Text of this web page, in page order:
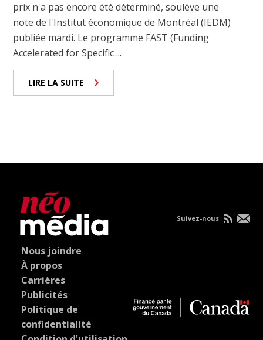
prix n'a pas encore été déterminé, soulève une
note de l'Institut économique de Montréal (IEDM)
publiée mardi. Le programme FAST (Funding
Accelerated for Specific ...
LIRE LA SUITE
Nous joindre
À propos
Carrières
Publicités
Politique de
confidentialité
Suivez-nous